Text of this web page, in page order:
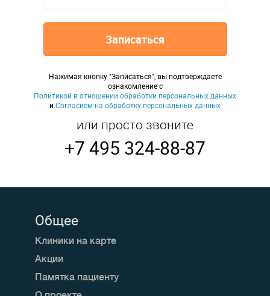
Записаться
Нажимая кнопку "Записаться", вы подтверждаете
ознакомление с
Политикой в отношении обработки персональных данных
и Согласием на обработку персональных данных
или просто звоните
+7 495 324-88-87
Общее
Клиники на карте
Акции
Памятка пациенту